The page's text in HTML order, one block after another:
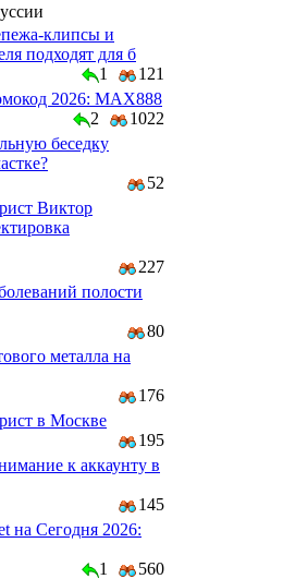
клипсы и
подходят для б
1
121
2026: MAX888
2
1022
беседку
52
Виктор
227
полости
80
металла на
176
в Москве
195
к аккаунту в
145
на Сегодня 2026:
1
560